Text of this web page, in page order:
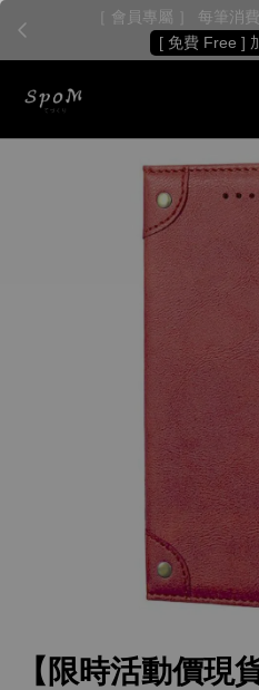
［ 會員專屬 ］ 每筆消
[ 免費 Free ]
【限時活動價現